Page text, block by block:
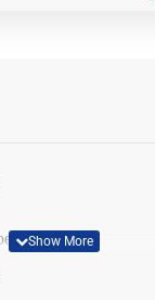
победы